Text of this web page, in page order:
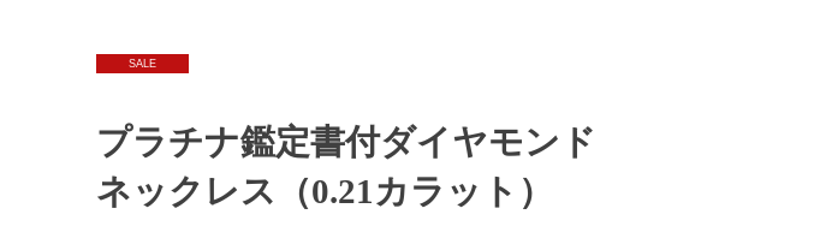
SALE
プラチナ鑑定書付ダイヤモンド
ネックレス（0.21カラット）